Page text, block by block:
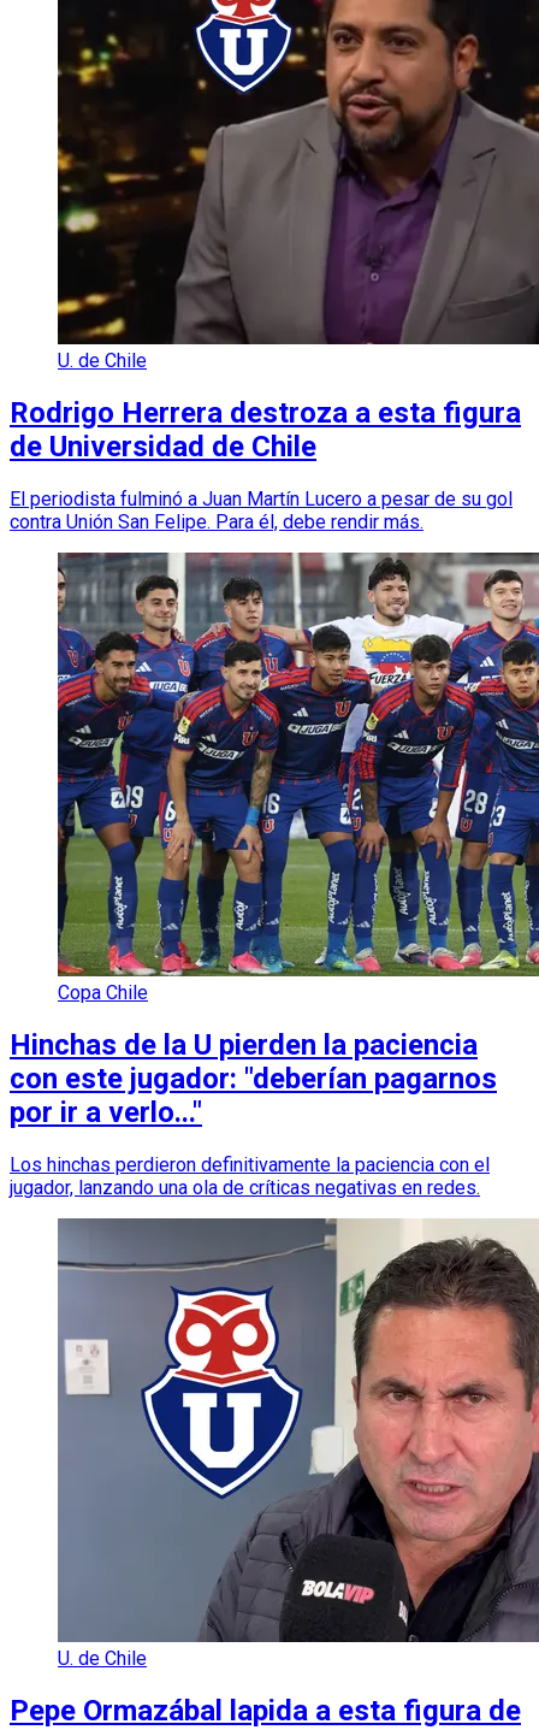
U. de Chile
Rodrigo Herrera destroza a esta figura
de Universidad de Chile
El periodista fulminó a Juan Martín Lucero a pesar de su gol
contra Unión San Felipe. Para él, debe rendir más.
Copa Chile
Hinchas de la U pierden la paciencia
con este jugador: "deberían pagarnos
por ir a verlo..."
Los hinchas perdieron definitivamente la paciencia con el
jugador, lanzando una ola de críticas negativas en redes.
U. de Chile
Pepe Ormazábal lapida a esta figura de